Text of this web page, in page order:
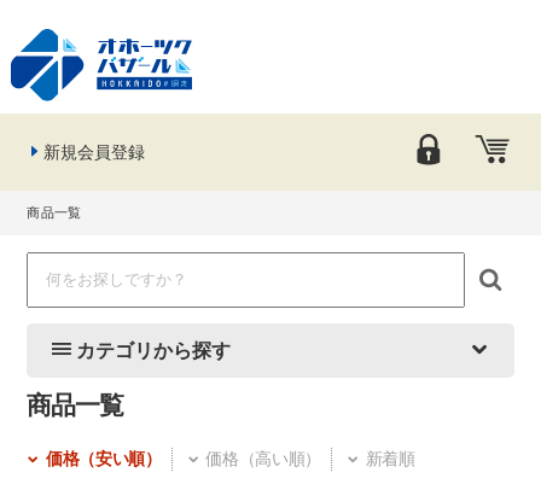
新規会員登録
商品一覧
カテゴリから探す
商品一覧
価格（安い順） 価格（高い順） 新着順